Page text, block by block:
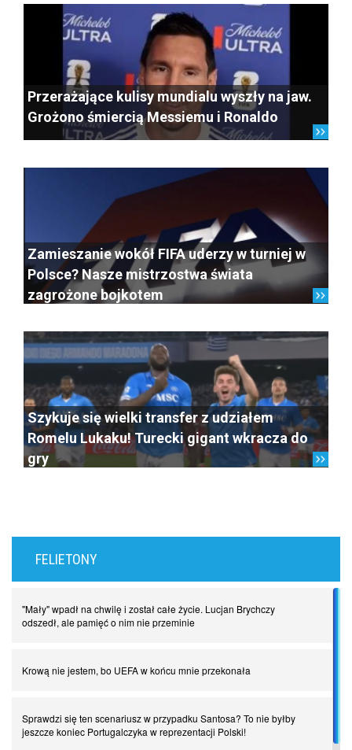
Przerażające kulisy mundialu wyszły na jaw.
Grożono śmiercią Messiemu i Ronaldo
Zamieszanie wokół FIFA uderzy w turniej w
Polsce? Nasze mistrzostwa świata
zagrożone bojkotem
Szykuje się wielki transfer z udziałem
Romelu Lukaku! Turecki gigant wkracza do
gry
FELIETONY
"Mały" wpadł na chwilę i został całe życie. Lucjan Brychczy
odszedł, ale pamięć o nim nie przeminie
Krową nie jestem, bo UEFA w końcu mnie przekonała
Sprawdzi się ten scenariusz w przypadku Santosa? To nie byłby
jeszcze koniec Portugalczyka w reprezentacji Polski!